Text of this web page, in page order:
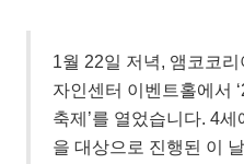
1월 22일 저녁, 앰코코
자인센터 이벤트홀에서
축제’를 열었습니다. 4
을 대상으로 진행된 이